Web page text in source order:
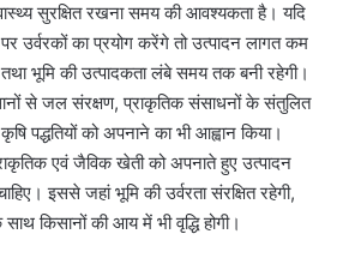
सुरक्षित रखना समय की आवश्यकता है। यदि
उर्वरकों का प्रयोग करेंगे तो उत्पादन लागत कम
भूमि की उत्पादकता लंबे समय तक बनी रहेगी।
से जल संरक्षण, प्राकृतिक संसाधनों के संतुलित
पद्धतियों को अपनाने का भी आह्वान किया।
एवं जैविक खेती को अपनाते हुए उत्पादन
इससे जहां भूमि की उर्वरता संरक्षित रहेगी,
किसानों की आय में भी वृद्धि होगी।